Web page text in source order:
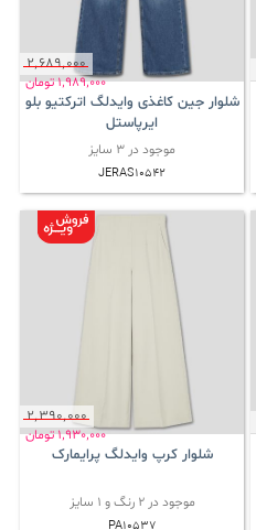
2٬689٬000
1٬989٬000تومان
شلوار جین کاغذی وایدلگ اترکتیو بلو
ایرپاستل
موجود در 3 سایز
JERAS10542
2٬390٬000
1٬930٬000تومان
شلوار کرپ وایدلگ پرایمارک
موجود در 2 رنگ و 1 سایز
PA10537